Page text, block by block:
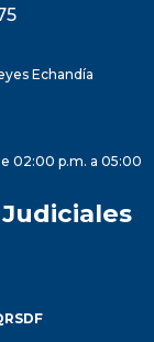
Echandía
02:00 p.m. a 05:00